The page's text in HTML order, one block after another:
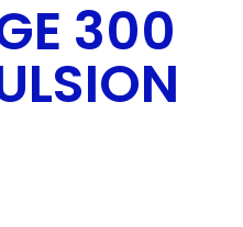
300